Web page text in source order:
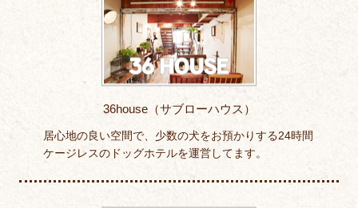
36house（サブローハウス）
居心地の良い空間で、少数の犬をお預かりする24時間
ケージレスのドッグホテルを運営してます。